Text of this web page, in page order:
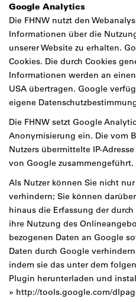
Google Analytics
Die FHNW nutzt den
Informationen über die
unserer Website zu erhalten.
Cookies. Die durch Cookies
Informationen werden an
USA übertragen. Google
eigene
Die FHNW setzt Google
Anonymisierung ein. Die vom
Nutzers übermittelte IP-
von Google zusammengeführt.
Als Nutzer können Sie nicht
verhindern; Sie können darüber
hinaus die Erfassung der
ihre Nutzung des
bezogenen Daten an Google
Daten durch Google
indem sie das unter dem
Plugin herunterladen und
» http://tools.google.com/